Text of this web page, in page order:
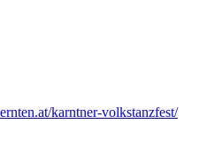
karntner-volkstanzfest/